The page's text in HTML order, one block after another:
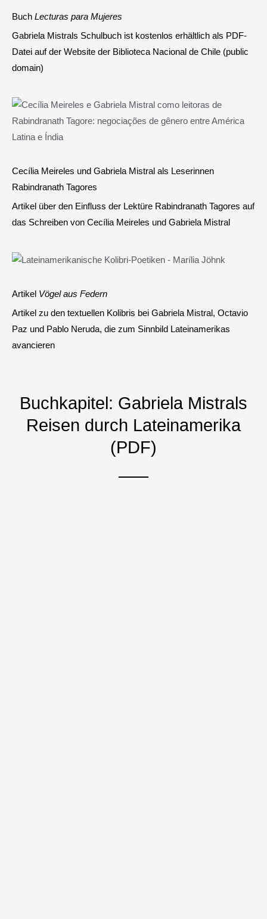
Buch Lecturas para Mujeres
Gabriela Mistrals Schulbuch ist kostenlos erhältlich als PDF-
Datei auf der Website der Biblioteca Nacional de Chile (public
domain)
Cecília Meireles und Gabriela Mistral als Leserinnen
Rabindranath Tagores
Artikel über den Einfluss der Lektüre Rabindranath Tagores auf
das Schreiben von Cecília Meireles und Gabriela Mistral
Artikel Vögel aus Federn
Artikel zu den textuellen Kolibris bei Gabriela Mistral, Octavio
Paz und Pablo Neruda, die zum Sinnbild Lateinamerikas
avancieren
Buchkapitel: Gabriela Mistrals
Reisen durch Lateinamerika
(PDF)